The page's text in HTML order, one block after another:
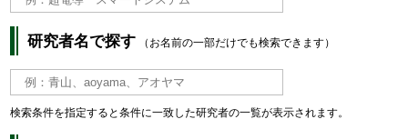
研究者名で探す （お名前の一部だけでも検索できます）
検索条件を指定すると条件に一致した研究者の一覧が表示されます。